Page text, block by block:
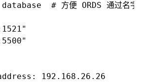
# 方便 ORDS 通过名字
192.168.26.26